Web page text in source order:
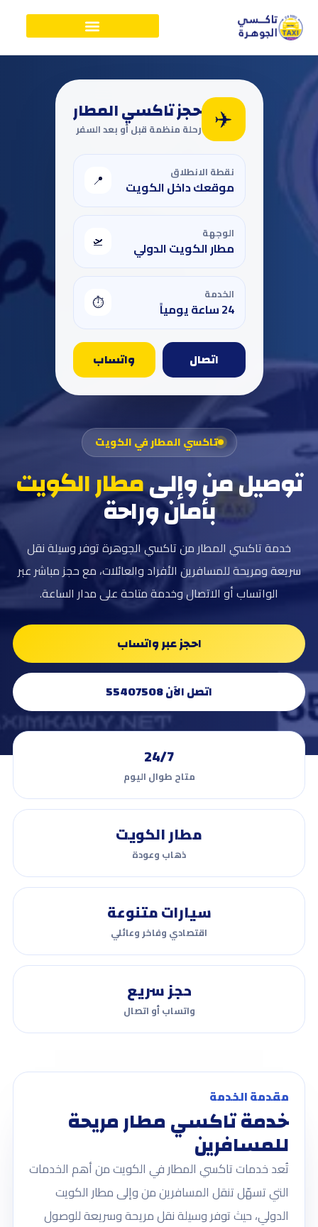
تاكسي المطار في الكويت
توصيل من وإلىمطار الكويت
بأمان وراحة
خدمة تاكسي المطار من تاكسي الجوهرة توفر وسيلة نقل
سريعة ومريحة للمسافرين الأفراد والعائلات، مع حجز مباشر عبر
الواتساب أو الاتصال وخدمة متاحة على مدار الساعة.
احجز عبر واتساب
اتصل الآن 55407508
✈️ حجز تاكسي المطار
رحلة منظمة قبل أو بعد السفر
نقطة الانطلاق
موقعك داخل الكويت 📍
الوجهة
مطار الكويت الدولي 🛫
الخدمة
24 ساعة يومياً ⏱
اتصال واتساب
24/7
متاح طوال اليوم
مطار الكويت
ذهاب وعودة
سيارات متنوعة
اقتصادي وفاخر وعائلي
حجز سريع
واتساب أو اتصال
مقدمة الخدمة
خدمة تاكسي مطار مريحة
للمسافرين
تُعد خدمات تاكسي المطار في الكويت من أهم الخدمات
التي تسهّل تنقل المسافرين من وإلى مطار الكويت
الدولي، حيث توفر وسيلة نقل مريحة وسريعة للوصول